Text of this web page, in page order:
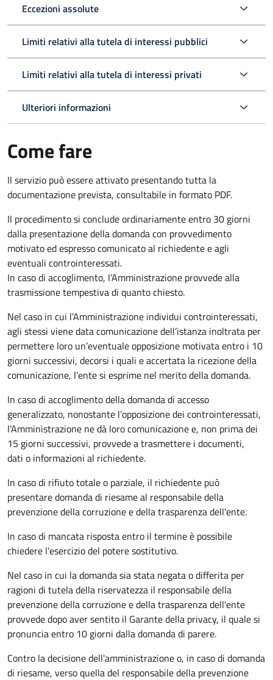
Eccezioni assolute
Limiti relativi alla tutela di interessi pubblici
Limiti relativi alla tutela di interessi privati
Ulteriori informazioni
Come fare
Il servizio può essere attivato presentando tutta la
documentazione prevista, consultabile in formato PDF.
Il procedimento si conclude ordinariamente entro 30 giorni
dalla presentazione della domanda con provvedimento
motivato ed espresso comunicato al richiedente e agli
eventuali controinteressati.
In caso di accoglimento, l’Amministrazione provvede alla
trasmissione tempestiva di quanto chiesto.
Nel caso in cui l’Amministrazione individui controinteressati,
agli stessi viene data comunicazione dell’istanza inoltrata per
permettere loro un’eventuale opposizione motivata entro i 10
giorni successivi, decorsi i quali e accertata la ricezione della
comunicazione, l’ente si esprime nel merito della domanda.
In caso di accoglimento della domanda di accesso
generalizzato, nonostante l’opposizione dei controinteressati,
l’Amministrazione ne dà loro comunicazione e, non prima dei
15 giorni successivi, provvede a trasmettere i documenti,
dati o informazioni al richiedente.
In caso di rifiuto totale o parziale, il richiedente può
presentare domanda di riesame al responsabile della
prevenzione della corruzione e della trasparenza dell'ente.
In caso di mancata risposta entro il termine è possibile
chiedere l'esercizio del potere sostitutivo.
Nel caso in cui la domanda sia stata negata o differita per
ragioni di tutela della riservatezza il responsabile della
prevenzione della corruzione e della trasparenza dell'ente
provvede dopo aver sentito il Garante della privacy, il quale si
pronuncia entro 10 giorni dalla domanda di parere.
Contro la decisione dell'amministrazione o, in caso di domanda
di riesame, verso quella del responsabile della prevenzione